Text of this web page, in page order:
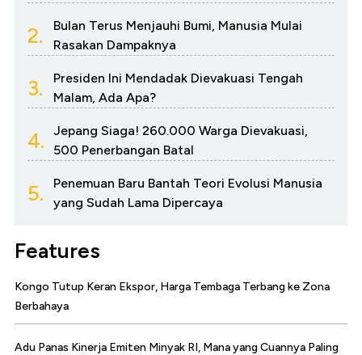
2.
Bulan Terus Menjauhi Bumi, Manusia Mulai
Rasakan Dampaknya
3.
Presiden Ini Mendadak Dievakuasi Tengah
Malam, Ada Apa?
4.
Jepang Siaga! 260.000 Warga Dievakuasi,
500 Penerbangan Batal
5.
Penemuan Baru Bantah Teori Evolusi Manusia
yang Sudah Lama Dipercaya
Features
Kongo Tutup Keran Ekspor, Harga Tembaga Terbang ke Zona
Berbahaya
Adu Panas Kinerja Emiten Minyak RI, Mana yang Cuannya Paling